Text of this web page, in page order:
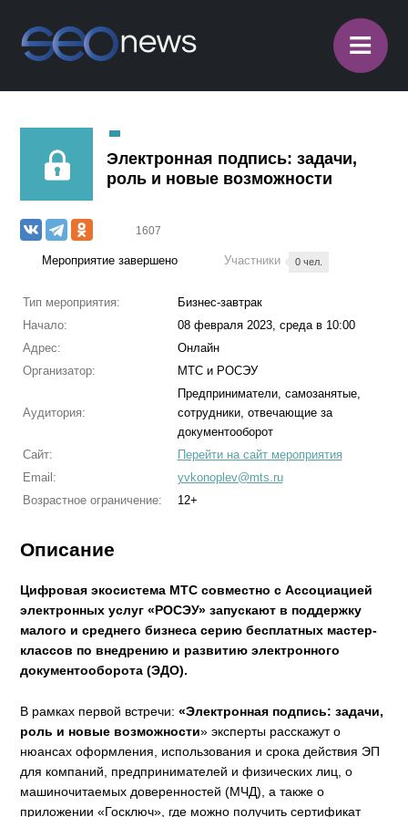
≡
Электронная подпись: задачи,
роль и новые возможности
1607
Мероприятие завершено Участники 0 чел.
Тип мероприятия:
Бизнес-завтрак
Начало:
08 февраля 2023, среда в 10:00
Адрес:
Онлайн
Организатор:
МТС и РОСЭУ
Аудитория:
Предприниматели, самозанятые,
сотрудники, отвечающие за
документооборот
Сайт:
Перейти на сайт мероприятия
Email:
yvkonoplev@mts.ru
Возрастное ограничение:
12+
Описание
Цифровая экосистема МТС совместно с Ассоциацией
электронных услуг «РОСЭУ» запускают в поддержку
малого и среднего бизнеса серию бесплатных мастер-
классов по внедрению и развитию электронного
документооборота (ЭДО).
В рамках первой встречи:«Электронная подпись: задачи,
роль и новые возможности» эксперты расскажут о
нюансах оформления, использования и срока действия ЭП
для компаний, предпринимателей и физических лиц, о
машиночитаемых доверенностей (МЧД), а также о
приложении «Госключ», где можно получить сертификат